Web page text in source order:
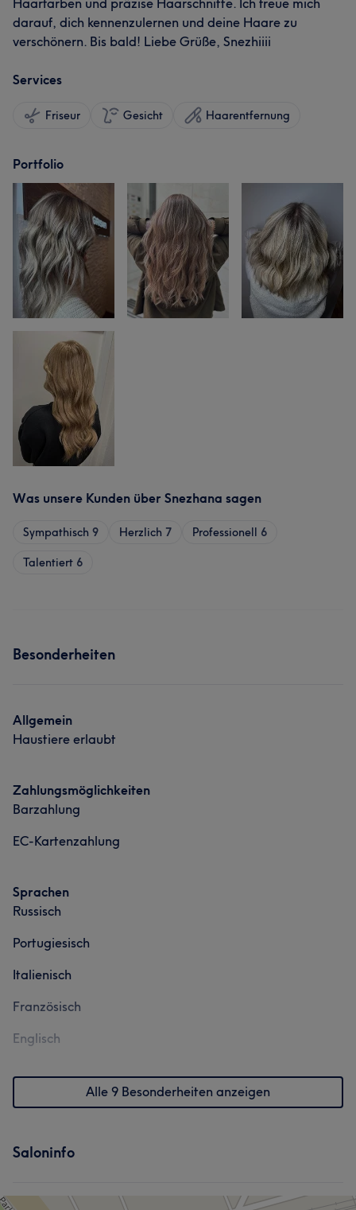
Haarfarben und präzise Haarschnitte. Ich freue mich
darauf, dich kennenzulernen und deine Haare zu
verschönern. Bis bald! Liebe Grüße, Snezhiiii
Services
Friseur Gesicht Haarentfernung
Portfolio
Was unsere Kunden über Snezhana sagen
Sympathisch 9 Herzlich 7 Professionell 6
Talentiert 6
Besonderheiten
Allgemein
Haustiere erlaubt
Zahlungsmöglichkeiten
Barzahlung
EC-Kartenzahlung
Sprachen
Russisch
Portugiesisch
Italienisch
Französisch
Englisch
Alle 9 Besonderheiten anzeigen
Saloninfo